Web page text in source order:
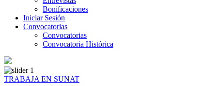
Bonificaciones
Iniciar Sesión
Convocatorias
Convocatorias
Convocatoria Histórica
TRABAJA EN SUNAT